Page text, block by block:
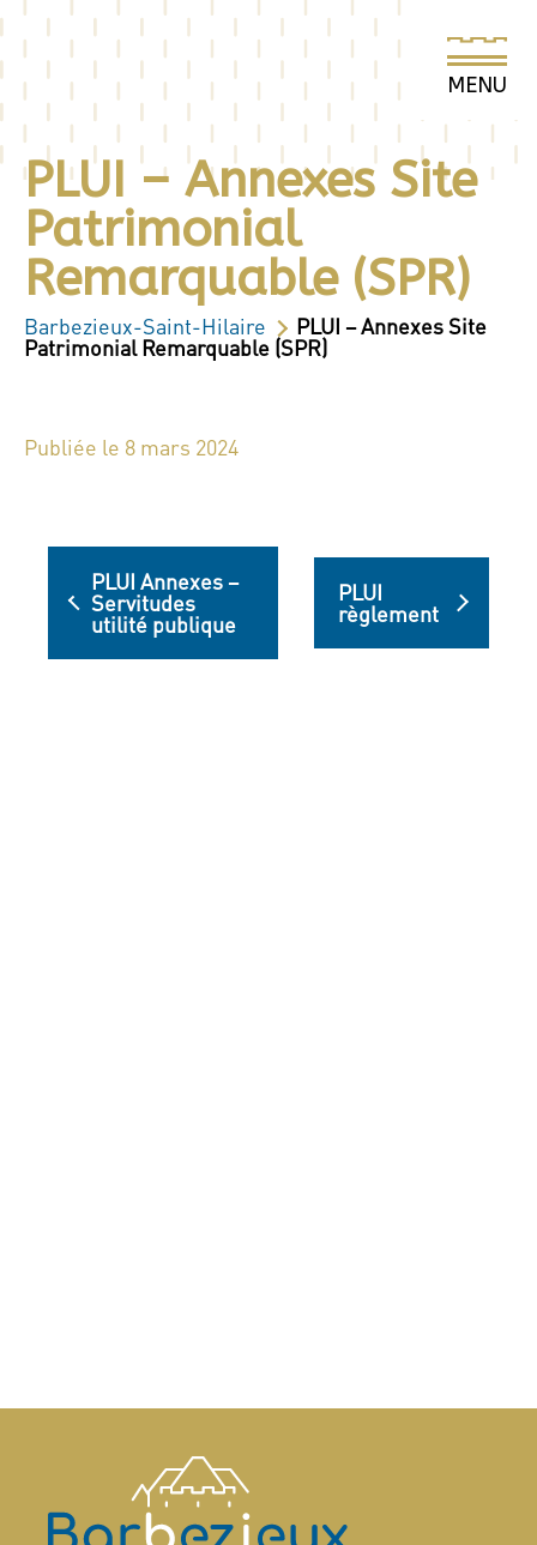
PLUI – Annexes Site
Patrimonial
Remarquable (SPR)
Barbezieux-Saint-Hilaire PLUI – Annexes Site
Patrimonial Remarquable (SPR)
Publiée le 8 mars 2024
PLUI Annexes –
Servitudes
utilité publique
PLUI
règlement